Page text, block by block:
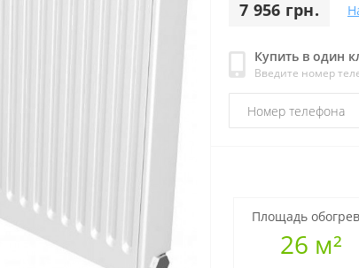
7 956 грн.
Купить в один
Введите номер
Площадь
26 м²